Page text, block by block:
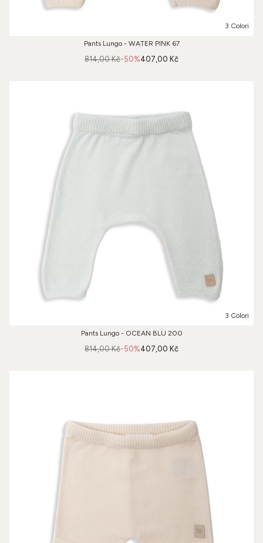
3 Colori
Pants Lungo - WATER PINK 67
-50%
814,00 Kč 407,00 Kč
3 Colori
Pants Lungo - OCEAN BLU 200
-50%
814,00 Kč 407,00 Kč